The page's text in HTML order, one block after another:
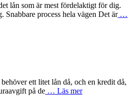
lån som är mest fördelaktigt för dig.
process hela vägen Det är…
ett litet lån då, och en kredit då,
på de … Läs mer